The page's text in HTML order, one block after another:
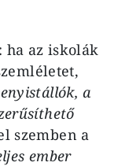
ha az iskolák
a
szemben a
ember